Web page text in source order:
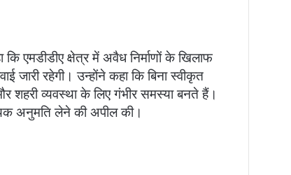
कि एमडीडीए क्षेत्र में अवैध निर्माणों के खिलाफ
जारी रहेगी। उन्होंने कहा कि बिना स्वीकृत
शहरी व्यवस्था के लिए गंभीर समस्या बनते हैं।
अनुमति लेने की अपील की।